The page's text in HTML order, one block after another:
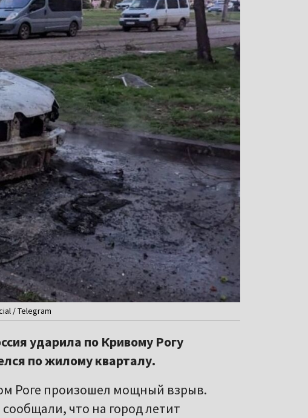
/ Telegram
ударила по Кривому Рогу
по жилому кварталу.
Роге произошел мощный взрыв.
что на город летит